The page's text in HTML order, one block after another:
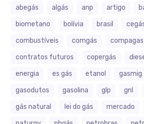
abegás algás anp artigo
biometano
bolívia brasil
combustíveis
comgás compagas
contratos futuros
copergás
energia
es gás etanol gasmig
gasodutos
gasolina glp gnl
gás natural
lei do gás mercado